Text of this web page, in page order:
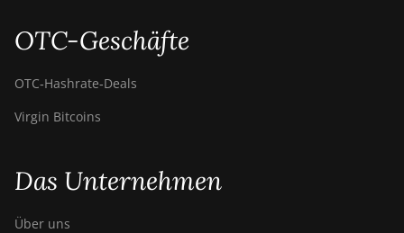
OTC-Geschäfte
OTC‑Hashrate‑Deals
Virgin Bitcoins
Das Unternehmen
Über uns